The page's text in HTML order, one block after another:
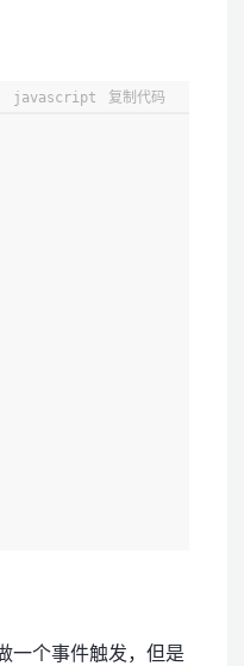
javascript 复制代码
一个事件触发，但是